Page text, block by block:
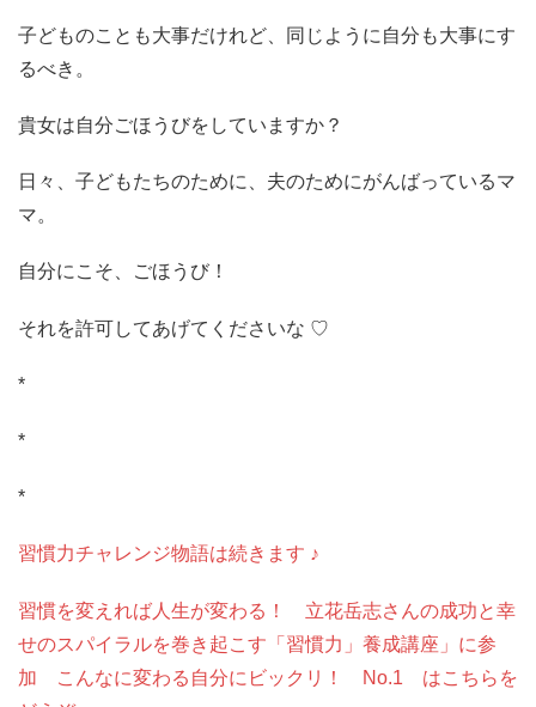
子どものことも大事だけれど、同じように自分も大事にす
るべき。
貴女は自分ごほうびをしていますか？
日々、子どもたちのために、夫のためにがんばっているマ
マ。
自分にこそ、ごほうび！
それを許可してあげてくださいな ♡
*
*
*
習慣力チャレンジ物語は続きます ♪
習慣を変えれば人生が変わる！ 立花岳志さんの成功と幸
せのスパイラルを巻き起こす「習慣力」養成講座」に参
加 こんなに変わる自分にビックリ！ No.1 はこちらを